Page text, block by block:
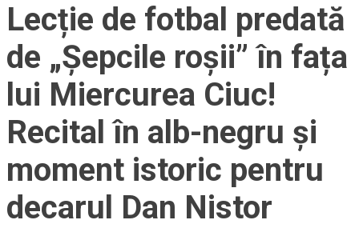
Lecție de fotbal predată
de „Șepcile roșii” în fața
lui Miercurea Ciuc!
Recital în alb-negru și
moment istoric pentru
decarul Dan Nistor